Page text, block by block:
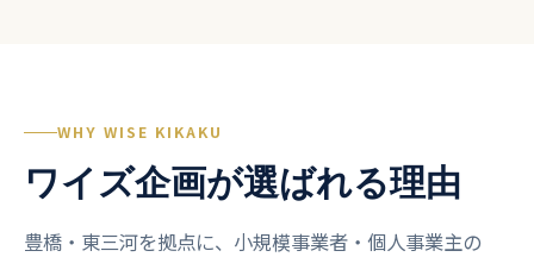
WHY WISE KIKAKU
ワイズ企画が選ばれる理由
豊橋・東三河を拠点に、小規模事業者・個人事業主の